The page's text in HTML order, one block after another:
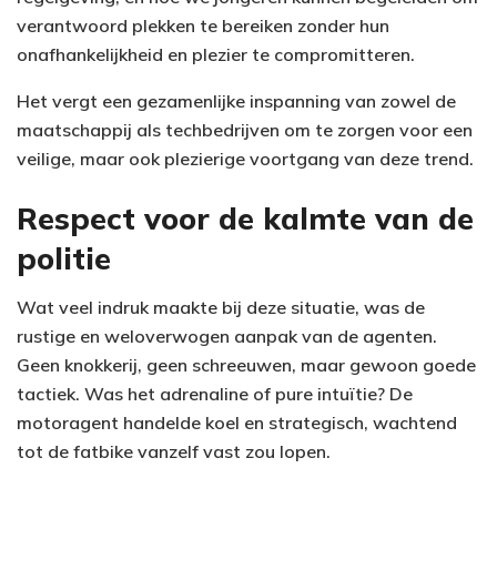
verantwoord plekken te bereiken zonder hun
onafhankelijkheid en plezier te compromitteren.
Het vergt een gezamenlijke inspanning van zowel de
maatschappij als techbedrijven om te zorgen voor een
veilige, maar ook plezierige voortgang van deze trend.
Respect voor de kalmte van de
politie
Wat veel indruk maakte bij deze situatie, was de
rustige en weloverwogen aanpak van de agenten.
Geen knokkerij, geen schreeuwen, maar gewoon goede
tactiek. Was het adrenaline of pure intuïtie? De
motoragent handelde koel en strategisch, wachtend
tot de fatbike vanzelf vast zou lopen.